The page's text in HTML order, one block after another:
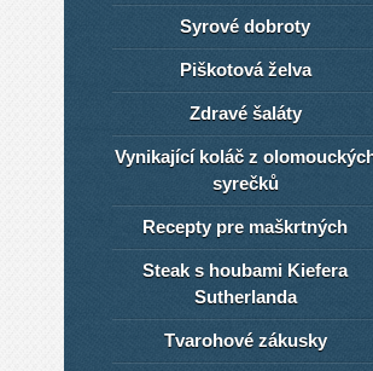
Syrové dobroty
Piškotová želva
Zdravé šaláty
Vynikající koláč z
syrečků
Recepty pre maškrtných
Steak s houbami Kiefera
Sutherlanda
Tvarohové zákusky